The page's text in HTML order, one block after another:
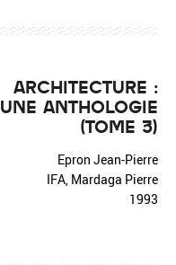
ARCHITECTURE :
UNE ANTHOLOGIE
(TOME 3)
Epron Jean-Pierre
IFA, Mardaga Pierre
1993